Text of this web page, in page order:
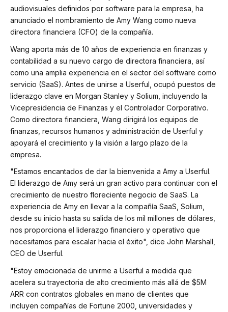
audiovisuales definidos por software para la empresa, ha
anunciado el nombramiento de Amy Wang como nueva
directora financiera (CFO) de la compañía.
Wang aporta más de 10 años de experiencia en finanzas y
contabilidad a su nuevo cargo de directora financiera, así
como una amplia experiencia en el sector del software como
servicio (SaaS). Antes de unirse a Userful, ocupó puestos de
liderazgo clave en Morgan Stanley y Solium, incluyendo la
Vicepresidencia de Finanzas y el Controlador Corporativo.
Como directora financiera, Wang dirigirá los equipos de
finanzas, recursos humanos y administración de Userful y
apoyará el crecimiento y la visión a largo plazo de la
empresa.
"Estamos encantados de dar la bienvenida a Amy a Userful.
El liderazgo de Amy será un gran activo para continuar con el
crecimiento de nuestro floreciente negocio de SaaS. La
experiencia de Amy en llevar a la compañía SaaS, Solium,
desde su inicio hasta su salida de los mil millones de dólares,
nos proporciona el liderazgo financiero y operativo que
necesitamos para escalar hacia el éxito", dice John Marshall,
CEO de Userful.
"Estoy emocionada de unirme a Userful a medida que
acelera su trayectoria de alto crecimiento más allá de $5M
ARR con contratos globales en mano de clientes que
incluyen compañías de Fortune 2000, universidades y